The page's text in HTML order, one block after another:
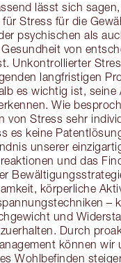
lässt sich
Stress für die
psychischen als
von
Unkontrollierter
langfristigen
es wichtig ist, seine
Wie
von Stress sehr
es keine
unserer
und das
körperliche
–
und
Durch
können wir
Wohlbefinden